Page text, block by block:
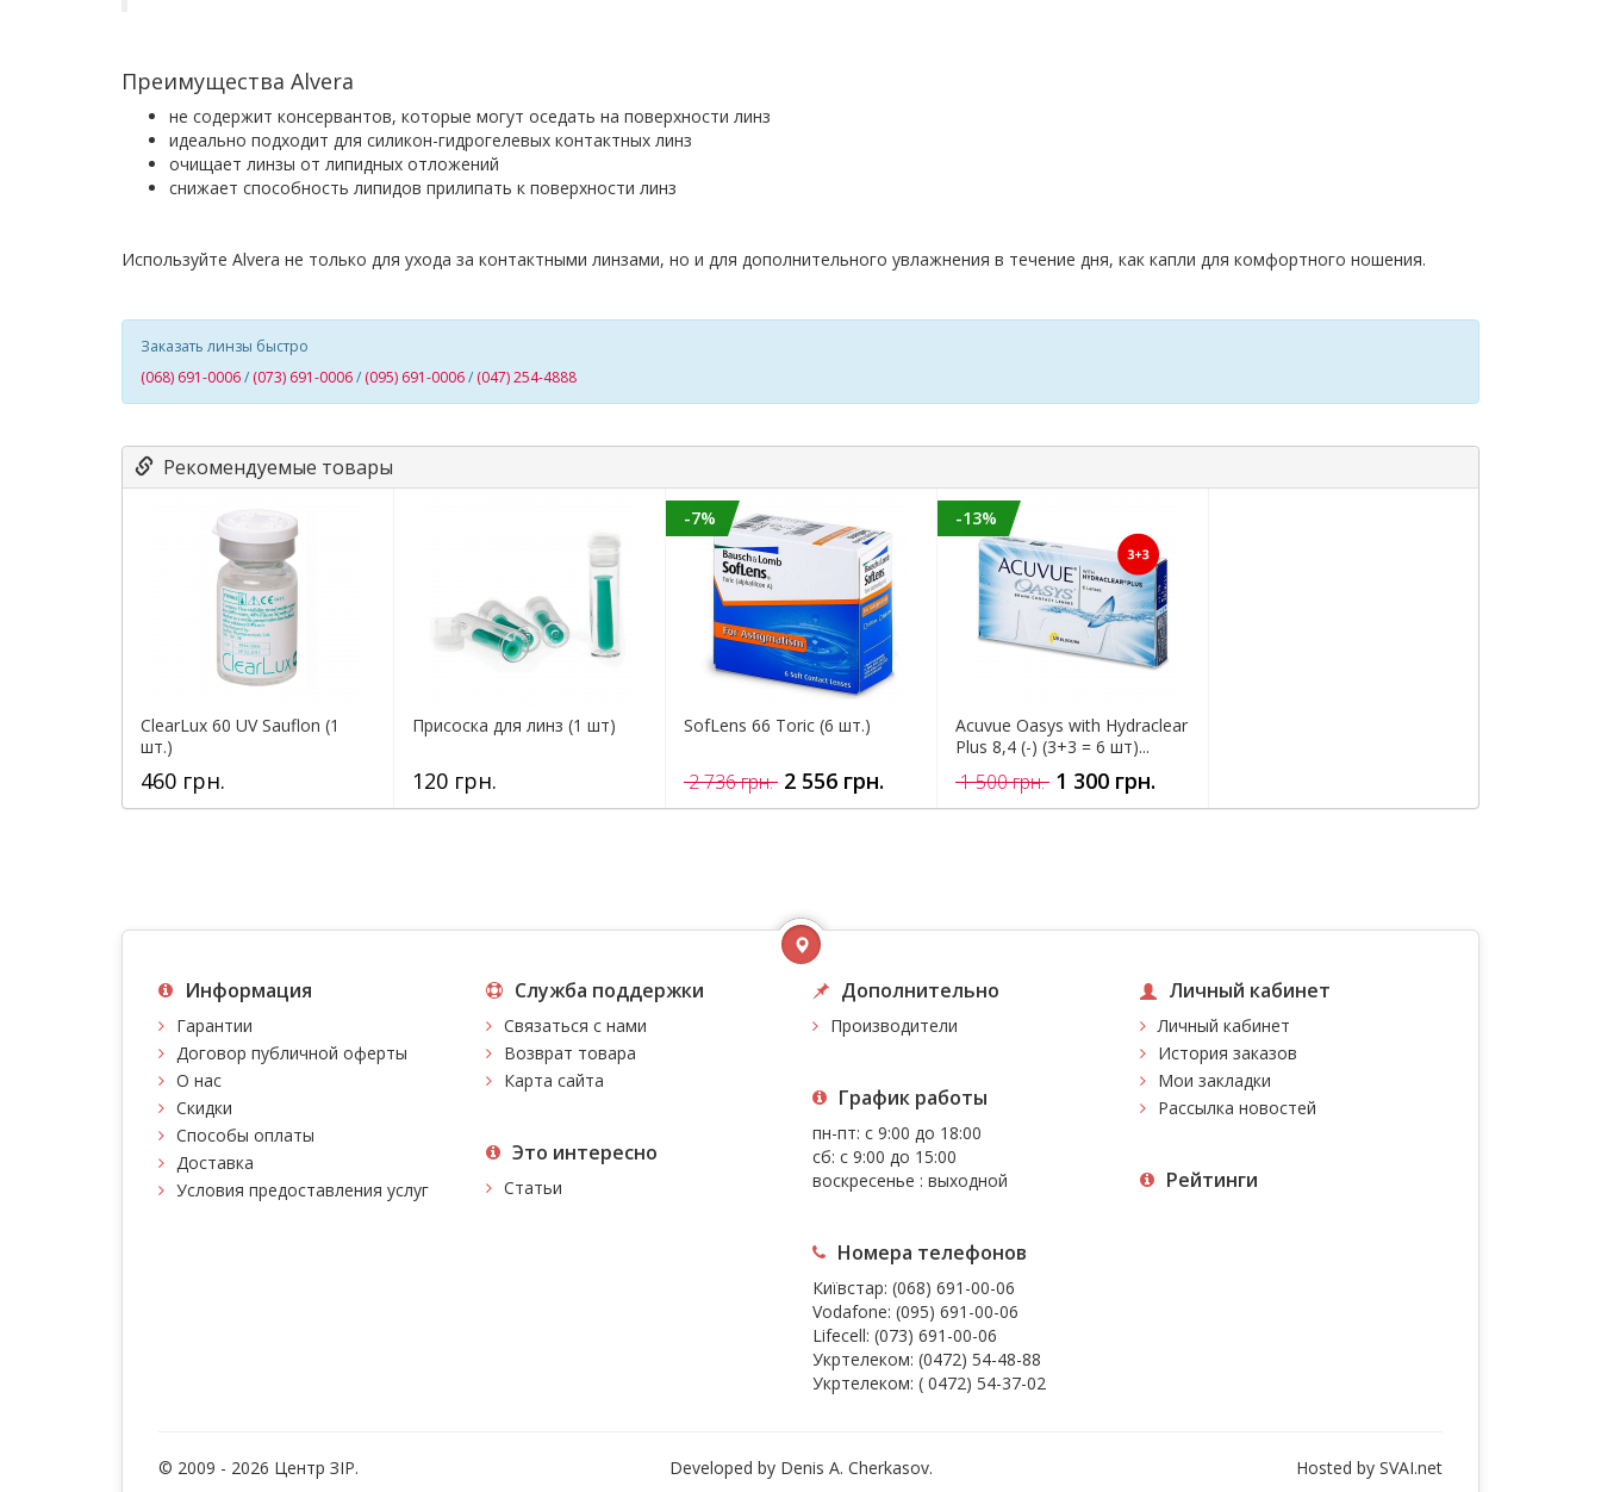
Преимущества Alvera
не содержит консервантов, которые могут оседать на поверхности линз
идеально подходит для силикон-гидрогелевых контактных линз
очищает линзы от липидных отложений
снижает способность липидов прилипать к поверхности линз
Используйте Alvera не только для ухода за контактными линзами, но и для дополнительного увлажнения в течение дня, как капли для комфортного ношения.
Заказать линзы быстро
(068) 691-0006/ (073) 691-0006/ (095) 691-0006/ (047) 254-4888
Рекомендуемые товары
ClearLux 60 UV Sauflon (1
шт.)
460 грн.
Присоска для линз (1 шт)
120 грн.
-7%
SofLens 66 Toric (6 шт.)
2 736 грн. 2 556 грн.
-13%
Acuvue Oasys with Hydraclear
Plus 8,4 (-) (3+3 = 6 шт)...
1 500 грн. 1 300 грн.
Информация
Гарантии
Договор публичной оферты
О нас
Скидки
Способы оплаты
Доставка
Условия предоставления услуг
Служба поддержки
Связаться с нами
Возврат товара
Карта сайта
Это интересно
Статьи
Дополнительно
Производители
График работы
пн-пт: с 9:00 до 18:00
сб: с 9:00 до 15:00
воскресенье : выходной
Номера телефонов
Київстар: (068) 691-00-06
Vodafone: (095) 691-00-06
Lifecell: (073) 691-00-06
Укртелеком: (0472) 54-48-88
Укртелеком: ( 0472) 54-37-02
Личный кабинет
Личный кабинет
История заказов
Мои закладки
Рассылка новостей
Рейтинги
© 2009 - 2026 Центр ЗIР. Developed by Denis A. Cherkasov. Hosted by SVAI.net